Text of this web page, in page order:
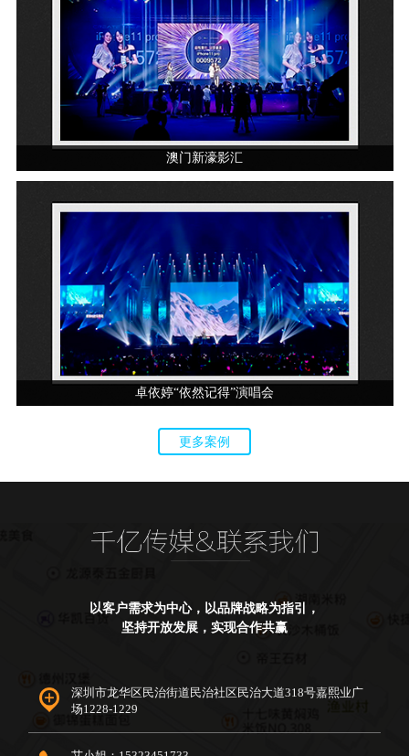
澳门新濠影汇
卓依婷“依然记得”演唱会
更多案例
以客户需求为中心，以品牌战略为指引，
坚持开放发展，实现合作共赢
深圳市龙华区民治街道民治社区民治大道318号嘉熙业广
场1228-1229